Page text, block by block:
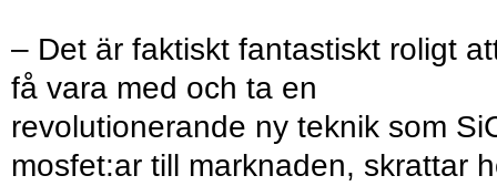
– Det är faktiskt fantastiskt roligt
få vara med och ta en
revolutionerande ny teknik som
mosfet:ar till marknaden, skrattar